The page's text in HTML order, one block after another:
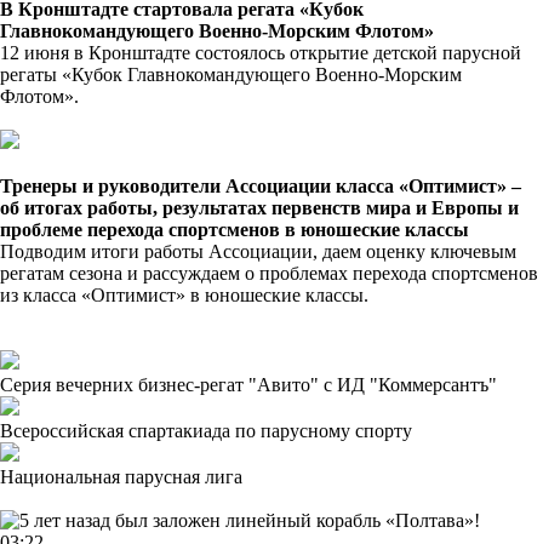
В Кронштадте стартовала регата «Кубок
Главнокомандующего Военно-Морским Флотом»
12 июня в Кронштадте состоялось открытие детской парусной
регаты «Кубок Главнокомандующего Военно-Морским
Флотом».
Тренеры и руководители Ассоциации класса «Оптимист» –
об итогах работы, результатах первенств мира и Европы и
проблеме перехода спортсменов в юношеские классы
Подводим итоги работы Ассоциации, даем оценку ключевым
регатам сезона и рассуждаем о проблемах перехода спортсменов
из класса «Оптимист» в юношеские классы.
Серия вечерних бизнес-регат "Авито" с ИД "Коммерсантъ"
Всероссийская спартакиада по парусному спорту
Национальная парусная лига